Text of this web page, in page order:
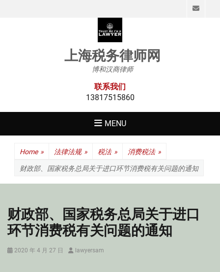
上海税务律师网
博和汉商律师
联系我们
13817515860
MENU
Home » 法律法规 » 税法 » 消费税法 »
财政部、国家税务总局关于进口环节消费税有关问题的通知
财政部、国家税务总局关于进口
环节消费税有关问题的通知
Posted
2020 年 4 月 27 日 Authorlawyersam